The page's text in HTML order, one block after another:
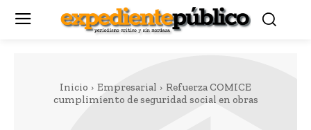
Inicio Empresarial
Refuerza COMICE
cumplimiento de seguridad social en obras